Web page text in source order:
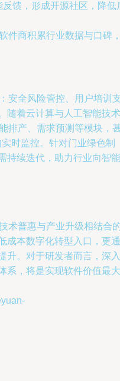
反馈，形成开源社区，降低
件商积累行业数据与口碑
安全风险管控、用户培训
随着云计算与人工智能技术
排产、需求预测等模块，
时监控。针对门业绿色制
持续迭代，助力行业向智能
术普惠与产业升级相结合
成本数字化转型入口，更通
升。对于研发者而言，深入
系，将是实现软件价值最大